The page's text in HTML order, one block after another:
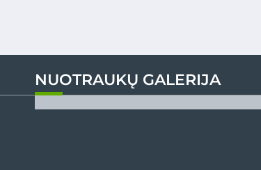
NUOTRAUKŲ GALERIJA